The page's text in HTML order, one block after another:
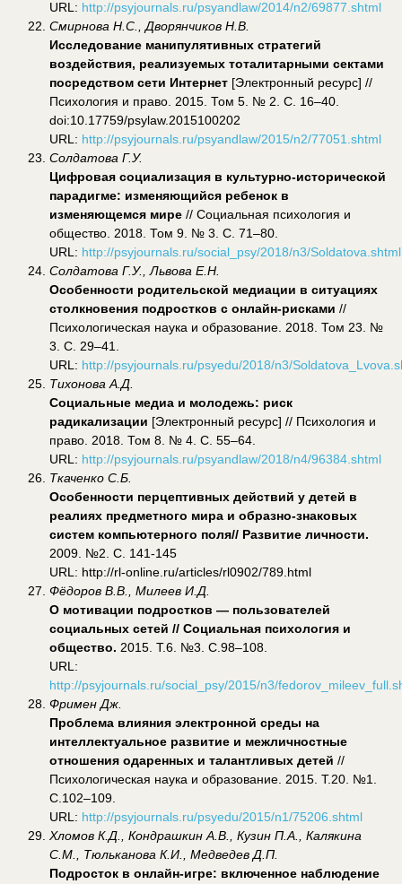
URL: http://psyjournals.ru/psyandlaw/2014/n2/69877.shtml
Смирнова Н.С., Дворянчиков Н.В.
Исследование манипулятивных стратегий
воздействия, реализуемых тоталитарными сектами
посредством сети Интернет [Электронный ресурс] //
Психология и право. 2015. Том 5. № 2. С. 16–40.
doi:10.17759/psylaw.2015100202
URL: http://psyjournals.ru/psyandlaw/2015/n2/77051.shtml
Солдатова Г.У.
Цифровая социализация в культурно-исторической
парадигме: изменяющийся ребенок в
изменяющемся мире // Социальная психология и
общество. 2018. Том 9. № 3. С. 71–80.
URL: http://psyjournals.ru/social_psy/2018/n3/Soldatova.shtml
Солдатова Г.У., Львова Е.Н.
Особенности родительской медиации в ситуациях
столкновения подростков с онлайн-рисками //
Психологическая наука и образование. 2018. Том 23. №
3. С. 29–41.
URL: http://psyjournals.ru/psyedu/2018/n3/
Тихонова А.Д.
Социальные медиа и молодежь: риск
радикализации [Электронный ресурс] // Психология и
право. 2018. Том 8. № 4. С. 55–64.
URL: http://psyjournals.ru/psyandlaw/2018/n4/96384.shtml
Ткаченко С.Б.
Особенности перцептивных действий у детей в
реалиях предметного мира и образно-знаковых
систем компьютерного поля// Развитие личности.
2009. №2. С. 141-145
URL: http://rl-online.ru/articles/rl0902/789.html
Фёдоров В.В., Милеев И.Д.
О мотивации подростков — пользователей
социальных сетей // Социальная психология и
общество. 2015. Т.6. №3. С.98–108.
URL:
http://psyjournals.ru/social_psy/2015/n3/
Фримен Дж.
Проблема влияния электронной среды на
интеллектуальное развитие и межличностные
отношения одаренных и талантливых детей //
Психологическая наука и образование. 2015. Т.20. №1.
С.102–109.
URL: http://psyjournals.ru/psyedu/2015/n1/75206.shtml
Хломов К.Д., Кондрашкин А.В., Кузин П.А., Калякина
С.М., Тюльканова К.И., Медведев Д.П.
Подросток в онлайн-игре: включенное наблюдение